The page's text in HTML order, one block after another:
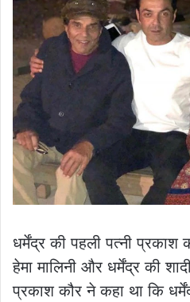
धर्मेंद्र की पहली पत्नी प्रकाश
हेमा मालिनी और धर्मेंद्र की
प्रकाश कौर ने कहा था कि